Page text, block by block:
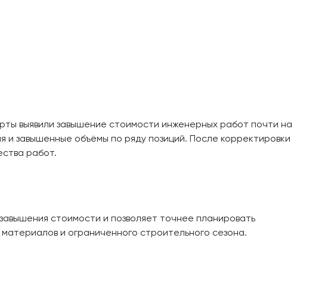
выявили завышение стоимости инженерных работ почти на
завышенные объёмы по ряду позиций. После корректировки
работ.
стоимости и позволяет точнее планировать
и ограниченного строительного сезона.